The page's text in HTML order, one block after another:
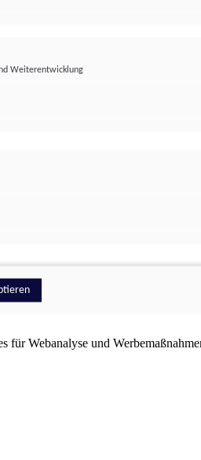
Webanalyse und
Weiterentwicklung